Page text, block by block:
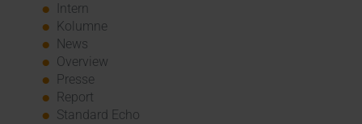
Intern
Kolumne
News
Overview
Presse
Report
Standard Echo